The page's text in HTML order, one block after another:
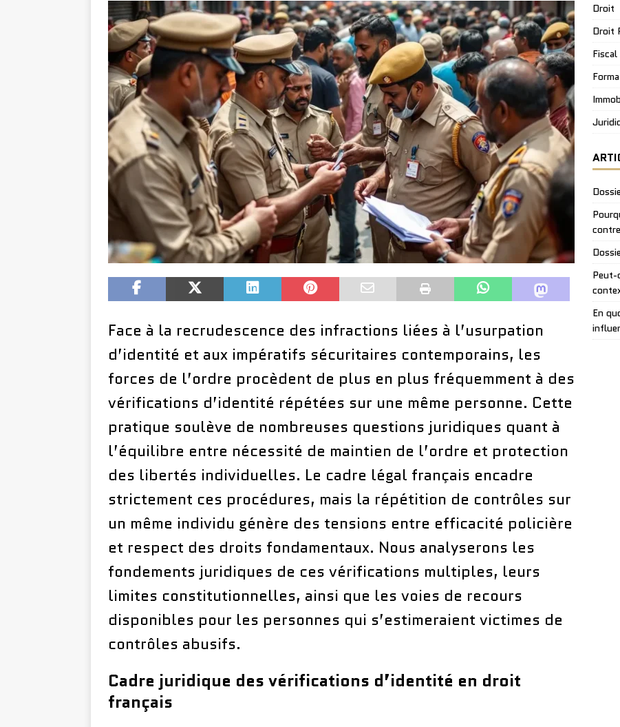
Face à la recrudescence des infractions liées à l’usurpation
d’identité et aux impératifs sécuritaires contemporains, les
forces de l’ordre procèdent de plus en plus fréquemment à des
vérifications d’identité répétées sur une même personne. Cette
pratique soulève de nombreuses questions juridiques quant à
l’équilibre entre nécessité de maintien de l’ordre et protection
des libertés individuelles. Le cadre légal français encadre
strictement ces procédures, mais la répétition de contrôles sur
un même individu génère des tensions entre efficacité policière
et respect des droits fondamentaux. Nous analyserons les
fondements juridiques de ces vérifications multiples, leurs
limites constitutionnelles, ainsi que les voies de recours
disponibles pour les personnes qui s’estimeraient victimes de
contrôles abusifs.
Cadre juridique des vérifications d’identité en droit
français
Droit
Droit
Fiscal
Peut-
En